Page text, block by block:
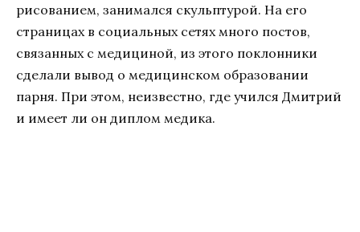
рисованием, занимался скульптурой. На его
страницах в социальных сетях много постов,
связанных с медициной, из этого поклонники
сделали вывод о медицинском образовании
парня. При этом, неизвестно, где учился Дмитрий
и имеет ли он диплом медика.